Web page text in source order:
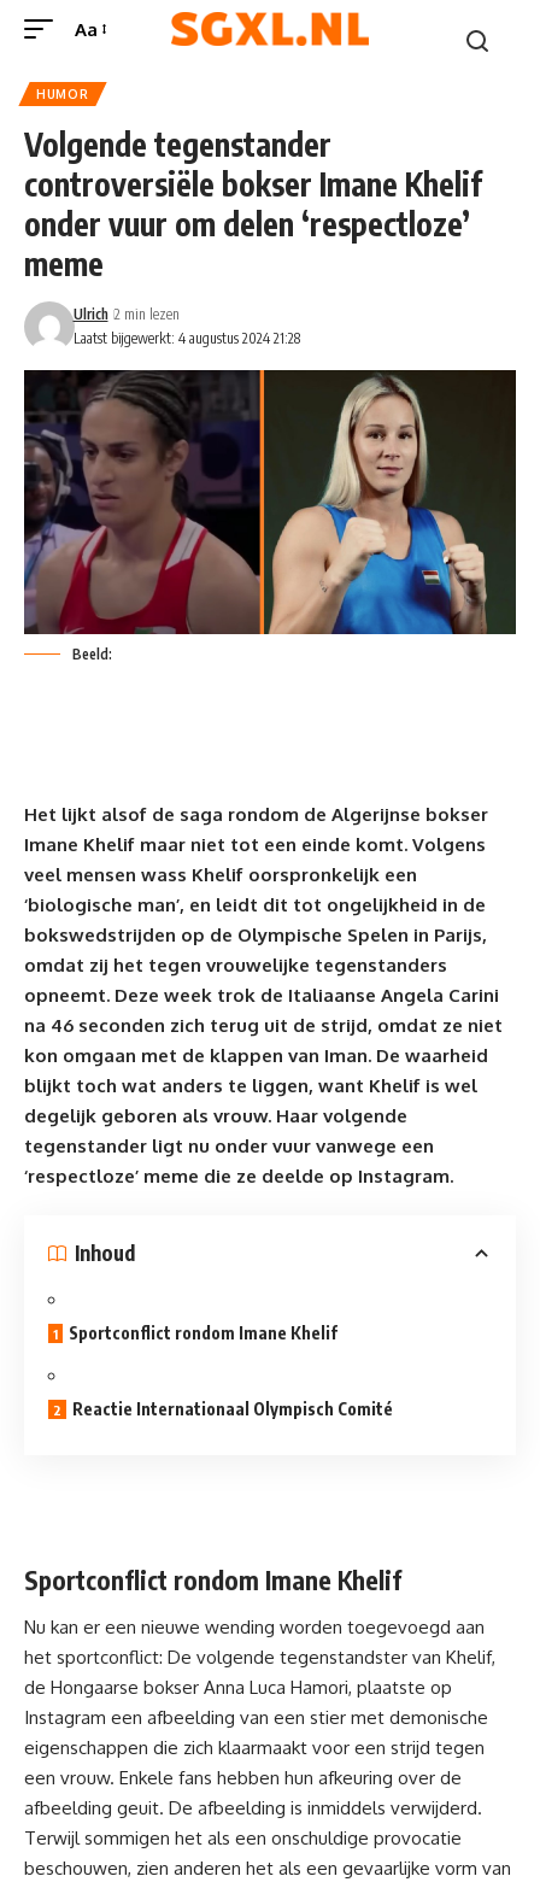
Aa
HUMOR
Volgende tegenstander
controversiële bokser Imane Khelif
onder vuur om delen ‘respectloze’
meme
Laatst bijgewerkt: 4 augustus 2024 21:28
Ulrich 2 min lezen
Beeld:
Het lijkt alsof de saga rondom de Algerijnse bokser
Imane Khelif maar niet tot een einde komt. Volgens
veel mensen wass Khelif oorspronkelijk een
‘biologische man’, en leidt dit tot ongelijkheid in de
bokswedstrijden op de Olympische Spelen in Parijs,
omdat zij het tegen vrouwelijke tegenstanders
opneemt. Deze week trok de Italiaanse Angela Carini
na 46 seconden zich terug uit de strijd, omdat ze niet
kon omgaan met de klappen van Iman. De waarheid
blijkt toch wat anders te liggen, want Khelif is wel
degelijk geboren als vrouw. Haar volgende
tegenstander ligt nu onder vuur vanwege een
‘respectloze’ meme die ze deelde op Instagram.
Inhoud
Sportconflict rondom Imane Khelif
Reactie Internationaal Olympisch Comité
Sportconflict rondom Imane Khelif
Nu kan er een nieuwe wending worden toegevoegd aan
het sportconflict: De volgende tegenstandster van Khelif,
de Hongaarse bokser Anna Luca Hamori, plaatste op
Instagram een afbeelding van een stier met demonische
eigenschappen die zich klaarmaakt voor een strijd tegen
een vrouw. Enkele fans hebben hun afkeuring over de
afbeelding geuit. De afbeelding is inmiddels verwijderd.
Terwijl sommigen het als een onschuldige provocatie
beschouwen, zien anderen het als een gevaarlijke vorm van